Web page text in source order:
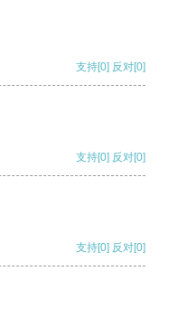
支持[0] 反对[0]
支持[0] 反对[0]
支持[0] 反对[0]